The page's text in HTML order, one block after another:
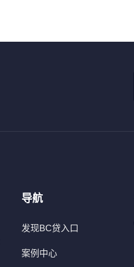
导航
发现BC贷入口
案例中心